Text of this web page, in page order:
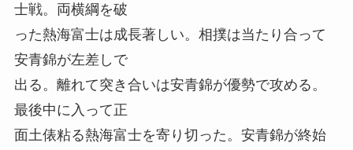
士戦。両横綱を破
った熱海富士は成長著しい。相撲は当たり合って
安青錦が左差しで
出る。離れて突き合いは安青錦が優勢で攻める。
最後中に入って正
面土俵粘る熱海富士を寄り切った。安青錦が終始